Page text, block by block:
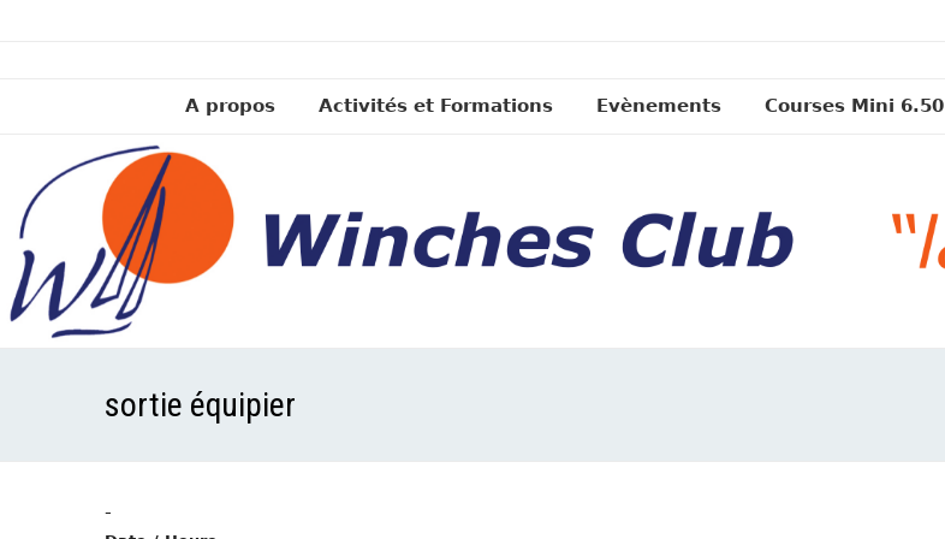
A propos Activités et Formations Evènements Courses Mini 6.50
sortie équipier
-